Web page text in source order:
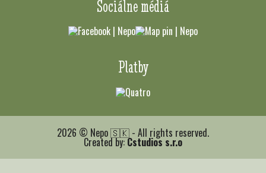
Sociálne médiá
Platby
2026 © Nepo 🇸🇰 - All rights reserved.
Created by: Cstudios s.r.o